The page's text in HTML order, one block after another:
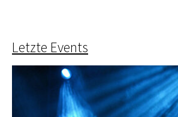
Letzte Events